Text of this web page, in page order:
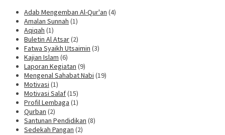
Adab Mengemban Al-Qur'an (4)
Amalan Sunnah (1)
Aqiqah (1)
Buletin Al Atsar(2)
Fatwa Syaikh Utsaimin (3)
Kajian Islam (6)
Laporan Kegiatan (9)
Mengenal Sahabat Nabi (19)
Motivasi (1)
Motivasi Salaf(15)
Profil Lembaga (1)
Qurban (2)
Santunan Pendidikan (8)
Sedekah Pangan (2)